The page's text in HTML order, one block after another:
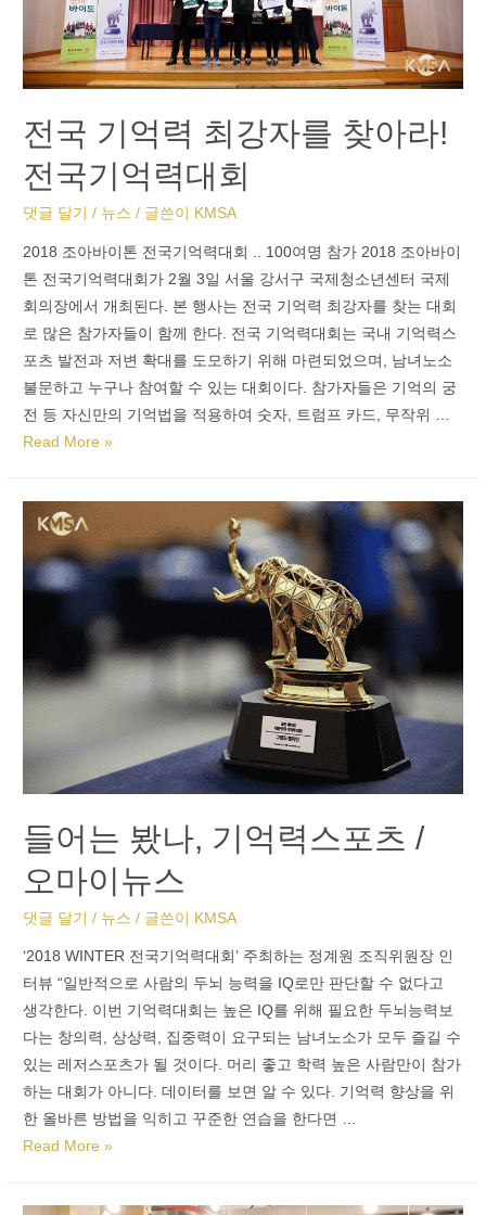
전국 기억력 최강자를 찾아라!
전국기억력대회
댓글 달기 / 뉴스 / 글쓴이 KMSA
2018 조아바이톤 전국기억력대회 .. 100여명 참가 2018 조아바이
톤 전국기억력대회가 2월 3일 서울 강서구 국제청소년센터 국제
회의장에서 개최된다. 본 행사는 전국 기억력 최강자를 찾는 대회
로 많은 참가자들이 함께 한다. 전국 기억력대회는 국내 기억력스
포츠 발전과 저변 확대를 도모하기 위해 마련되었으며, 남녀노소
불문하고 누구나 참여할 수 있는 대회이다. 참가자들은 기억의 궁
전 등 자신만의 기억법을 적용하여 숫자, 트럼프 카드, 무작위 …
Read More »
들어는 봤나, 기억력스포츠 /
오마이뉴스
댓글 달기 / 뉴스 / 글쓴이 KMSA
‘2018 WINTER 전국기억력대회’ 주최하는 정계원 조직위원장 인
터뷰 “일반적으로 사람의 두뇌 능력을 IQ로만 판단할 수 없다고
생각한다. 이번 기억력대회는 높은 IQ를 위해 필요한 두뇌능력보
다는 창의력, 상상력, 집중력이 요구되는 남녀노소가 모두 즐길 수
있는 레저스포츠가 될 것이다. 머리 좋고 학력 높은 사람만이 참가
하는 대회가 아니다. 데이터를 보면 알 수 있다. 기억력 향상을 위
한 올바른 방법을 익히고 꾸준한 연습을 한다면 …
Read More »